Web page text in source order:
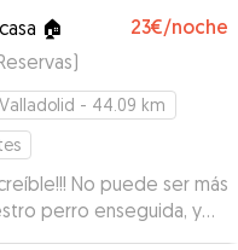
y Flexo está
ido a cogerlo no sé
casi. Se nota cuando
y Elisa le ha dado
espacio grande con un
ha mandado fotos,
a Flexo feliz todo el
si comía o no el primer
Muchas gracias
🏠 23€/noche
)
Valladolid - 44.09 km
No puede ser más
perro enseguida, y
ser bastante